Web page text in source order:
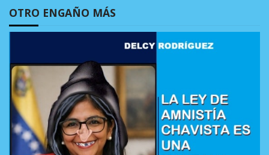
OTRO ENGAÑO MÁS